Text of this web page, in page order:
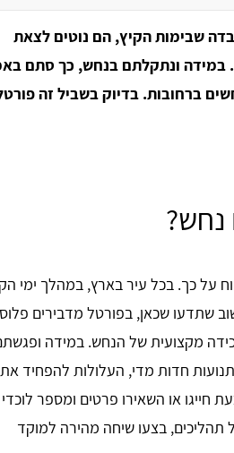
שבימות הקיץ, הם נוטים לצאת
במידה ונתקלתם בנחש, כך סתם
ברחובות. בדיוק בשביל זה
נחש?
על כך. בכל עיר בארץ, במהלך ימי
שתדעו שכאן, בפורטל מדבירים
מקצועית של הנחש. במידה
חדות מדי, העלולות להפחיד את
או השאירו פרטים ומספר לוכדי
תהליכים, בצעו שיחה מהירה למוקד